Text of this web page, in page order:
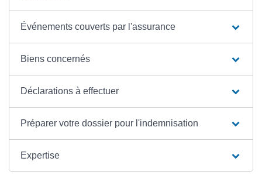
Événements couverts par l'assurance
Biens concernés
Déclarations à effectuer
Préparer votre dossier pour l'indemnisation
Expertise